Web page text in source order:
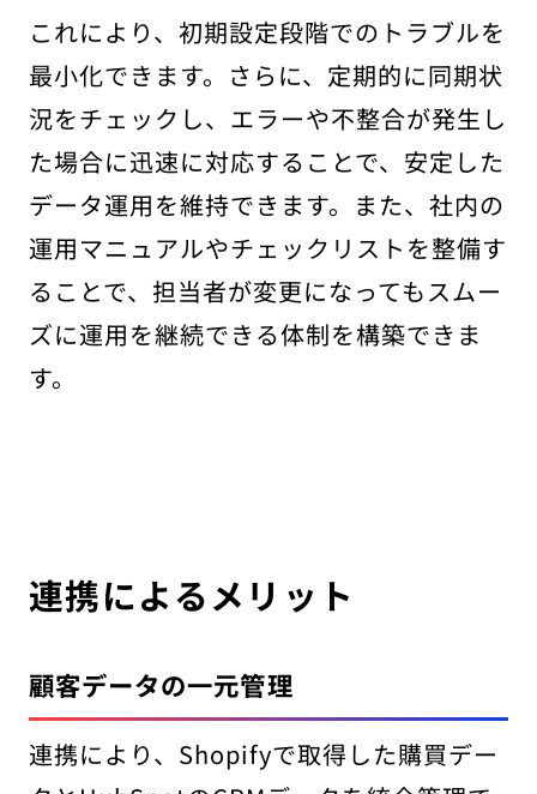
これにより、初期設定段階でのトラブルを
最小化できます。さらに、定期的に同期状
況をチェックし、エラーや不整合が発生し
た場合に迅速に対応することで、安定した
データ運用を維持できます。また、社内の
運用マニュアルやチェックリストを整備す
ることで、担当者が変更になってもスムー
ズに運用を継続できる体制を構築できま
す。
連携によるメリット
顧客データの一元管理
連携により、Shopifyで取得した購買デー